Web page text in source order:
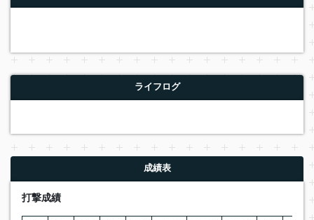
ライフログ
成績表
打撃成績